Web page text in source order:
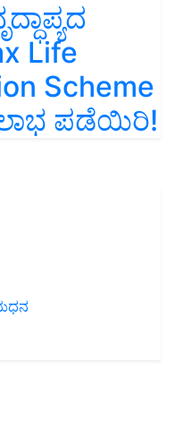
Life
Scheme
ಲಾಭ ಪಡೆಯಿರಿ!